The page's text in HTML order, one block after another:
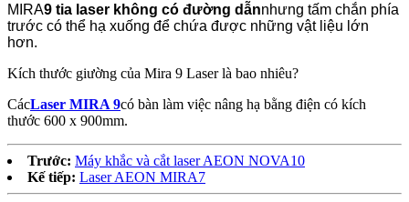
MIRA9 tia laser không có đường dẫnnhưng tấm chắn phía
trước có thể hạ xuống để chứa được những vật liệu lớn
hơn.
Kích thước giường của Mira 9 Laser là bao nhiêu?
CácLaser MIRA 9có bàn làm việc nâng hạ bằng điện có kích
thước 600 x 900mm.
Trước: Máy khắc và cắt laser AEON NOVA10
Kế tiếp: Laser AEON MIRA7